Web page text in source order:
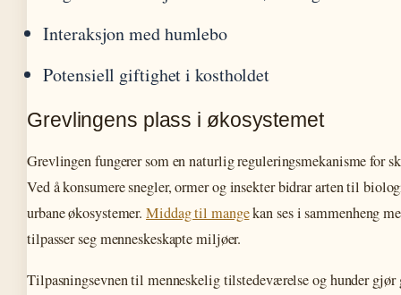
Interaksjon med humlebo
Potensiell giftighet i kostholdet
Grevlingens plass i økosystemet
Grevlingen fungerer som en naturlig reguleringsmekanisme for
Ved å konsumere snegler, ormer og insekter bidrar arten til
urbane økosystemer.Middag til mangekan ses i sammenheng
tilpasser seg menneskeskapte miljøer.
Tilpasningsevnen til menneskelig tilstedeværelse og hunder